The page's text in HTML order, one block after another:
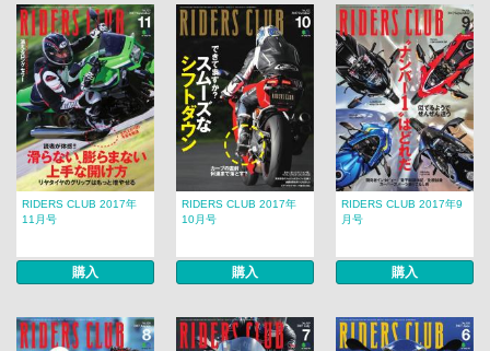
RIDERS CLUB 2017年
11月号
購入
RIDERS CLUB 2017年
10月号
購入
RIDERS CLUB 2017年9
月号
購入